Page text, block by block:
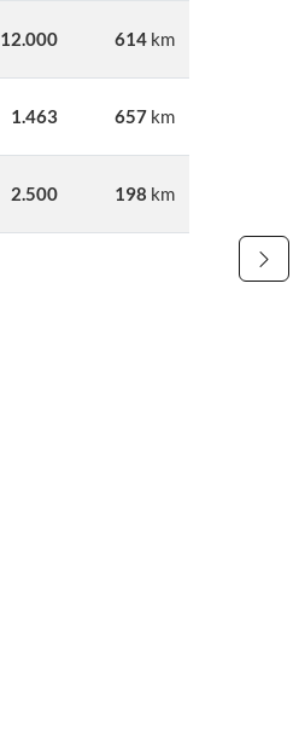
12.000 614 km
1.463 657 km
2.500 198 km